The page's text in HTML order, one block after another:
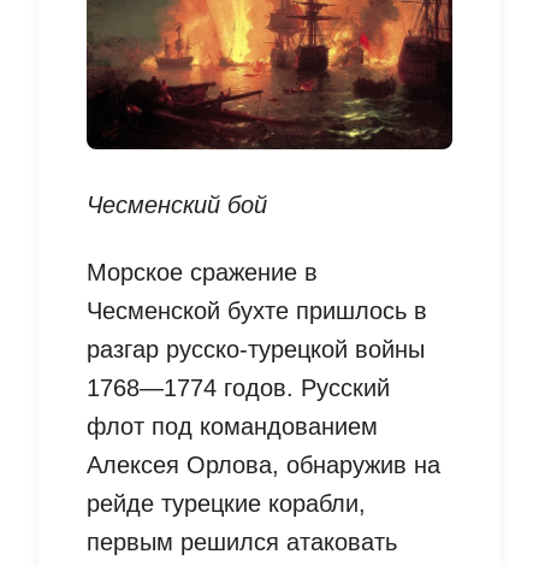
Чесменский бой
Морское сражение в
Чесменской бухте пришлось в
разгар русско-турецкой войны
1768—1774 годов. Русский
флот под командованием
Алексея Орлова, обнаружив на
рейде турецкие корабли,
первым решился атаковать